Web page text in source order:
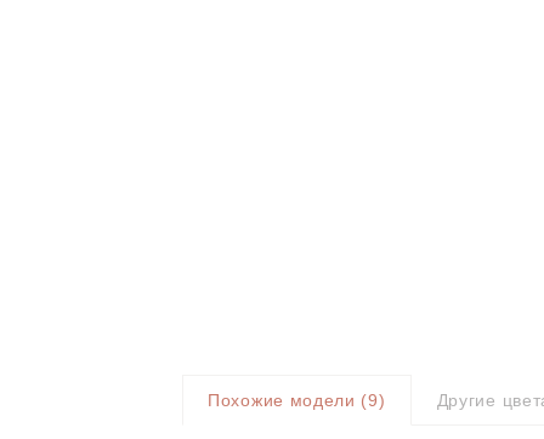
Похожие модели (9) Другие